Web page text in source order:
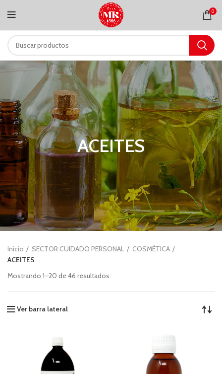
0
ACEITES
Inicio SECTOR CUIDADO PERSONAL
COSMÉTICA
ACEITES
Mostrando 1–20 de 46 resultados
Ver barra lateral